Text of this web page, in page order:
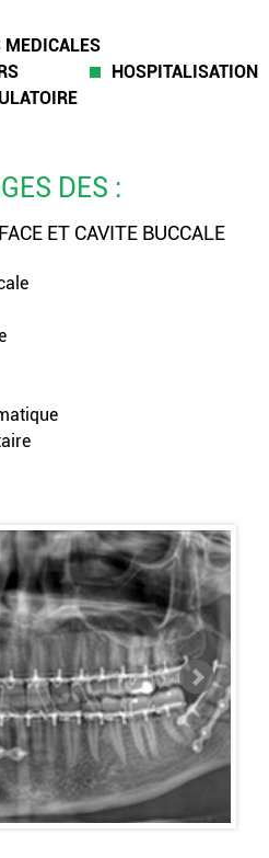
MEDICALES
HOSPITALISATION
DES :
ET CAVITE BUCCALE